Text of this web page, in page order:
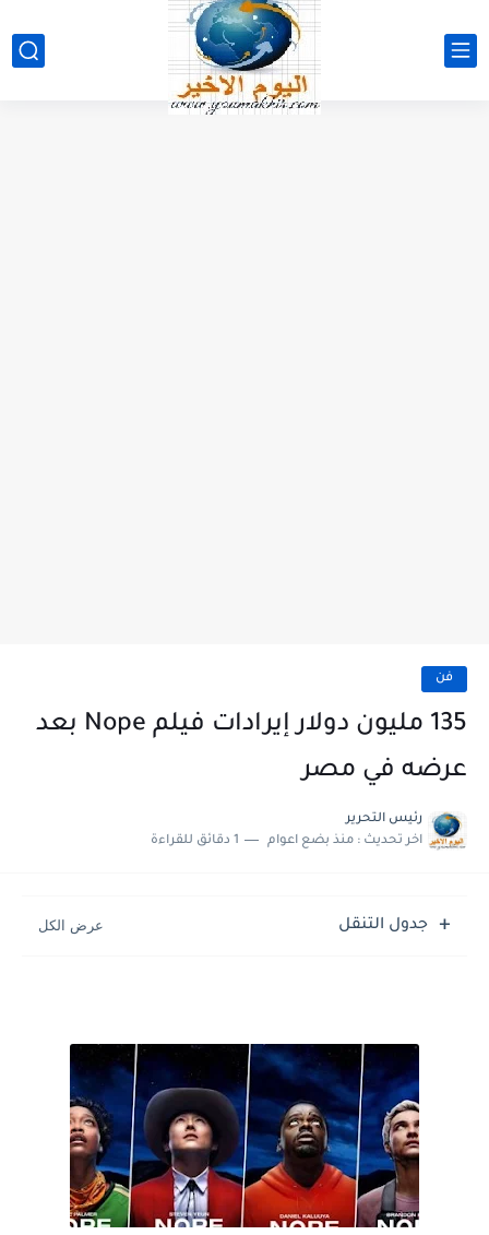
فن
135 مليون دولار إيرادات فيلم Nope بعد
عرضه في مصر
رئيس التحرير
اخر تحديث : منذ بضع اعوام 1 دقائق للقراءة
جدول التنقل